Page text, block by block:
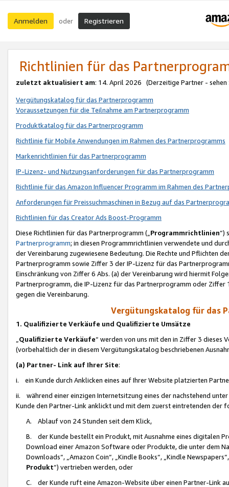
Anmelden oder Registrieren
Richtlinien für das
zuletzt aktualisiert am: 14. April 2026 (Derzeitige Partner - sehen
Vergütungskatalog für das Partnerprogramm
Voraussetzungen für die Teilnahme am Partnerprogramm
Produktkatalog für das Partnerprogramm
Richtlinie für Mobile Anwendungen im Rahmen des Partnerprogramms
Markenrichtlinien für das Partnerprogramm
IP-Lizenz- und Nutzungsanforderungen für das Partnerprogramm
Richtlinie für das Amazon Influencer Programm im Rahmen des
Anforderungen für Preissuchmaschinen in Bezug auf das
Richtlinien für das Creator Ads Boost-Programm
Diese Richtlinien für das Partnerprogramm („Programmrichtlinien“)
Partnerprogramm; in diesen Programmrichtlinien verwendete und
der Vereinbarung zugewiesene Bedeutung. Die Rechte und Pflichten
Partnerprogramm sowie Ziffer 3 der IP-Lizenz für das
Einschränkung von Ziffer 6 Abs. (a) der Vereinbarung wird hiermit
Partnerprogramm, die IP-Lizenz für das Partnerprogramm oder
gegen die Vereinbarung.
Vergütungskatalog für das
1. Qualifizierte Verkäufe und Qualifizierte Umsätze
Qualifizierte Verkäufe“ werden von uns mit den in Ziffer 3
(vorbehaltlich der in diesem Vergütungskatalog beschriebenen
(a) Partner- Link auf Ihrer Site:
i. ein Kunde durch Anklicken eines auf Ihrer Website platzierten
ii. während einer einzigen Internetsitzung eines der nachstehend
Kunde den Partner-Link anklickt und mit dem zuerst eintretenden der
A. Ablauf von 24 Stunden seit dem Klick,
B. der Kunde bestellt ein Produkt, mit Ausnahme eines digitalen
Download einer Amazon Software oder Produkte, die unter dem
Downloads“, „Amazon Coin“, „Kindle Books“, „Kindle
Produkt“) vertrieben werden, oder
C. der Kunde ruft eine Amazon-Website über einen Partner-Link